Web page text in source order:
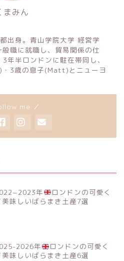
まみん
出身。青山学院大学 経営学
職に就職し、貿易関係の仕
年半ロンドンに駐在帯同し、
3歳の息子(Matt)とニューヨ
me ／
年
ロンドンの可愛く
美味しいばらまき土産7選
2026年
ロンドンの可愛く
美味しいばらまき土産6選